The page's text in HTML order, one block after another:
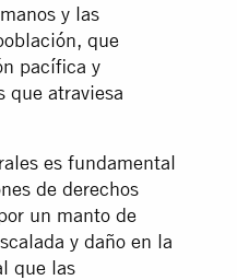
y las
que
pacífica y
que atraviesa
es fundamental
de derechos
un manto de
y daño en la
que las